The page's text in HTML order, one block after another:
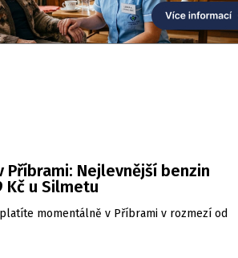
Příbrami: Nejlevnější benzin
u Silmetu
momentálně v Příbrami v rozmezí od